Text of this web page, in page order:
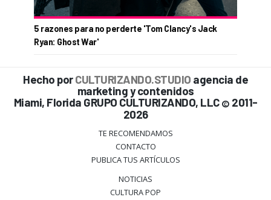
5 razones para no perderte 'Tom Clancy's Jack
Ryan: Ghost War'
Hecho porCULTURIZANDO.STUDIO agencia de
marketing y contenidos
Miami, Florida GRUPO CULTURIZANDO, LLC © 2011-
2026
TE RECOMENDAMOS
CONTACTO
PUBLICA TUS ARTÍCULOS
NOTICIAS
CULTURA POP